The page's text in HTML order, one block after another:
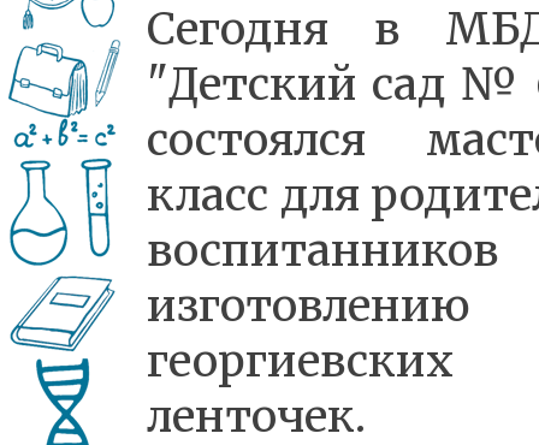
Сегодня в
"Детский сад №
состоялся
класс для
изготовлению
георгиевских
ленточек.